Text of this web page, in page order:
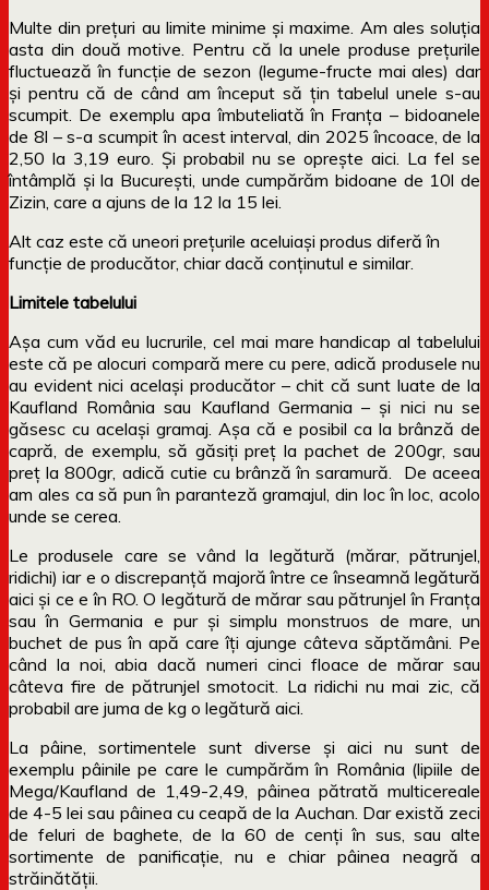
Multe din prețuri au limite minime și maxime. Am ales soluția
asta din două motive. Pentru că la unele produse prețurile
fluctuează în funcție de sezon (legume-fructe mai ales) dar
și pentru că de când am început să țin tabelul unele s-au
scumpit. De exemplu apa îmbuteliată în Franța – bidoanele
de 8l – s-a scumpit în acest interval, din 2025 încoace, de la
2,50 la 3,19 euro. Și probabil nu se oprește aici. La fel se
întâmplă și la București, unde cumpărăm bidoane de 10l de
Zizin, care a ajuns de la 12 la 15 lei.
Alt caz este că uneori prețurile aceluiași produs diferă în
funcție de producător, chiar dacă conținutul e similar.
Limitele tabelului
Așa cum văd eu lucrurile, cel mai mare handicap al tabelului
este că pe alocuri compară mere cu pere, adică produsele nu
au evident nici același producător – chit că sunt luate de la
Kaufland România sau Kaufland Germania – și nici nu se
găsesc cu același gramaj. Așa că e posibil ca la brânză de
capră, de exemplu, să găsiți preț la pachet de 200gr, sau
preț la 800gr, adică cutie cu brânză în saramură. De aceea
am ales ca să pun în paranteză gramajul, din loc în loc, acolo
unde se cerea.
Le produsele care se vând la legătură (mărar, pătrunjel,
ridichi) iar e o discrepanță majoră între ce înseamnă legătură
aici și ce e în RO. O legătură de mărar sau pătrunjel în Franța
sau în Germania e pur și simplu monstruos de mare, un
buchet de pus în apă care îți ajunge câteva săptămâni. Pe
când la noi, abia dacă numeri cinci floace de mărar sau
câteva fire de pătrunjel smotocit. La ridichi nu mai zic, că
probabil are juma de kg o legătură aici.
La pâine, sortimentele sunt diverse și aici nu sunt de
exemplu pâinile pe care le cumpărăm în România (lipiile de
Mega/Kaufland de 1,49-2,49, pâinea pătrată multicereale
de 4-5 lei sau pâinea cu ceapă de la Auchan. Dar există zeci
de feluri de baghete, de la 60 de cenți în sus, sau alte
sortimente de panificație, nu e chiar pâinea neagră a
străinătății.